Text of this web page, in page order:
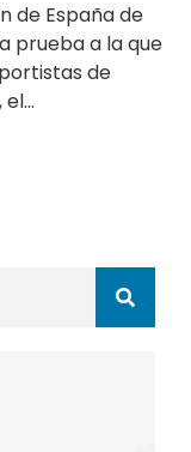
de España de
prueba a la que
de